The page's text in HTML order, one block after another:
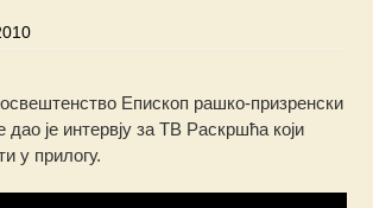
Епископ рашко-призренски
дао је интервју за ТВ Раскршћа који
у прилогу.